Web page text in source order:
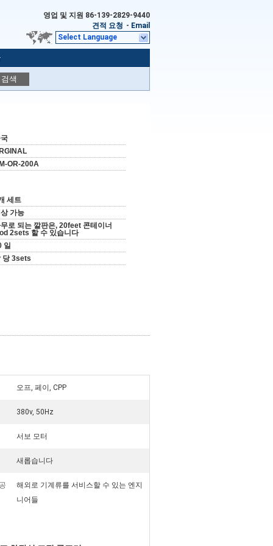
영업 및 지원 86-139-2829-9440
견적 요청 - Email
Select Language
검색
OR-200A
세트
가능
로 되는 깔판은, 20feet 콘테이너
2sets 할 수 있습니다
일
당 3sets
오프, 페이, CPP
380v, 50Hz
서보 모터
새롭습니다
해외로 기계류를 서비스할 수 있는 엔지
니어들